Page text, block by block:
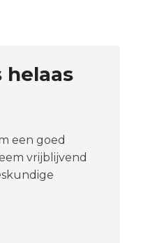
helaas
een goed
vrijblijvend